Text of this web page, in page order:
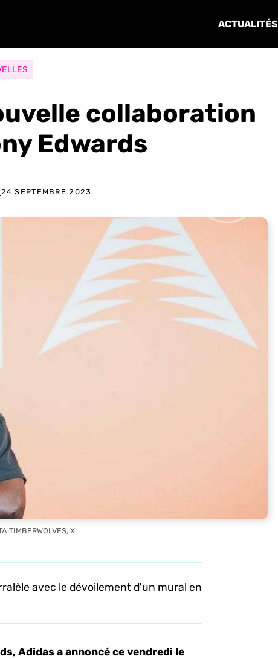
ACTUALITÉS
collaboration
Edwards
24 SEPTEMBRE 2023
TIMBERWOLVES, X
avec le dévoilement d'un mural en
Adidas a annoncé ce vendredi le